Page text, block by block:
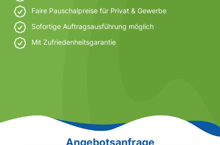
Faire Pauschalpreise für Privat & Gewerbe
Sofortige Auftragsausführung möglich
Mit Zufriedenheitsgarantie